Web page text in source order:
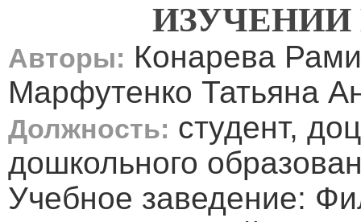
Авторы: Конарева
Марфутенко Татьяна
Должность: студент,
дошкольного
Учебное заведение: